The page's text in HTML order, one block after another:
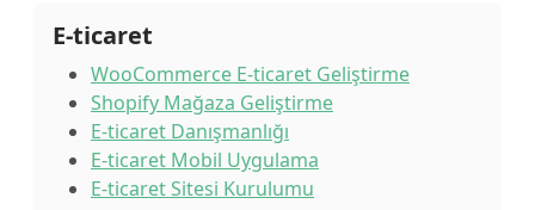
E-ticaret
WooCommerce E-ticaret Geliştirme
Shopify Mağaza Geliştirme
E-ticaret Danışmanlığı
E-ticaret Mobil Uygulama
E-ticaret Sitesi Kurulumu